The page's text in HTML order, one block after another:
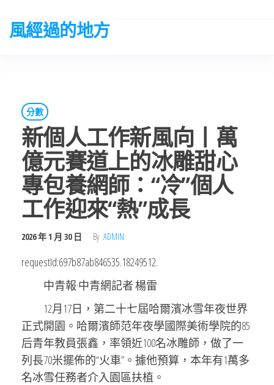
the
風經過的地方
分數
新個人工作新風向丨萬
億元賽道上的冰雕甜心
專包養網師：“冷”個人
工作迎來“熱”成長
2026 年 1 月 30 日 By ADMIN
requestId:697b87ab846535.18249512.
中青報·中青網記者 楊雷
12月17日，第二十七屆哈爾濱冰雪年夜世界
正式開園。哈爾濱師范年夜學國際美術學院的85
后青年教員張鑫，率領近100名冰雕師，做了一
列長70米擺佈的“火車”。據他預算，本年有1萬多
名冰雪任務者介入園區扶植。